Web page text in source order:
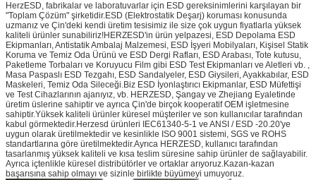
HerzESD, fabrikalar ve laboratuvarlar için ESD gereksinimlerini karşılayan bir
"Toplam Çözüm" şirketidir.ESD (Elektrostatik Deşarj) koruması konusunda
uzmanız ve Çin'deki kendi üretim tesisimiz ile size çok uygun fiyatlarla yüksek
kaliteli ürünler sunabiliriz!HERZESD'in ürün yelpazesi, ESD Depolama ESD
Ekipmanları, Antistatik Ambalaj Malzemesi, ESD İşyeri Mobilyaları, Kişisel Statik
Koruma ve Temiz Oda Ürünü ve ESD Dergi Rafları, ESD Arabası, Tote kutusu,
Paketleme Torbaları ve Koruyucu Film gibi ESD Test Ekipmanları ve Aletleri vb. ,
Masa Paspaslı ESD Tezgahı, ESD Sandalyeler, ESD Giysileri, Ayakkabılar, ESD
Maskeleri, Temiz Oda Sileceği.Biz ESD İyonlaştırıcı Ekipmanlar, ESD Müfettişi
ve Test Cihazlarının ajanıyız, vb. HERZESD, Şangay ve Zhejiang Eyaletinde
üretim üslerine sahiptir ve ayrıca Çin'de birçok kooperatif OEM işletmesine
sahiptir.Yüksek kaliteli ürünler küresel müşteriler ve son kullanıcılar tarafından
kabul görmektedir.Herzesd ürünleri IEC61340-5-1 ve ANSI / ESD -20.20'ye
uygun olarak üretilmektedir ve kesinlikle ISO 9001 sistemi, SGS ve ROHS
standartlarına göre üretilmektedir.Ayrıca HERZESD, kullanıcı tarafından
tasarlanmış yüksek kaliteli ve kısa teslim süresine sahip ürünler de sağlayabilir.
Ayrıca içtenlikle küresel distribütörler ve ortaklar arıyoruz.Kazan-kazan
başarısına sahip olmayı ve sizinle birlikte büyümeyi umuyoruz.